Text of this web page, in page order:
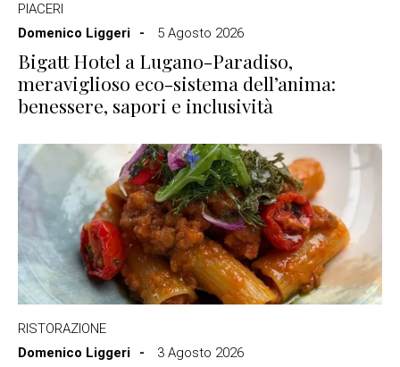
PIACERI
Domenico Liggeri
5 Agosto 2026
Bigatt Hotel a Lugano-Paradiso,
meraviglioso eco-sistema dell’anima:
benessere, sapori e inclusività
RISTORAZIONE
Domenico Liggeri
3 Agosto 2026